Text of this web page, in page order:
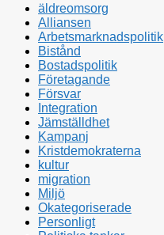
äldreomsorg
Alliansen
Arbetsmarknadspolitik
Bistånd
Bostadspolitik
Företagande
Försvar
Integration
Jämställdhet
Kampanj
Kristdemokraterna
kultur
migration
Miljö
Okategoriserade
Personligt